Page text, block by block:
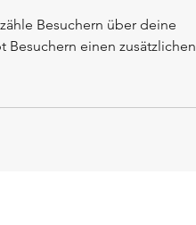
Besuchern über deine
einen zusätzlichen